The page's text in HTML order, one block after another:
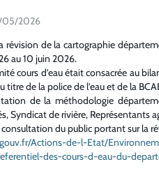
05/2026
révision de la cartographie
au 10 juin 2026.
cours d’eau était consacrée au
titre de la police de l’eau et de la
de la méthodologie
Syndicat de rivière, Représentants
consultation du public portant sur la
Actions-de-l-Etat/
des-cours-d-eau-du-